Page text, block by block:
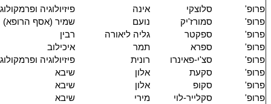
פרופ'
סלוצקי אינה
פיזיולוגיה
פרופ'
סמורז'יק נועם
שמיר (אסף הרופא)
פרופ'
ספקטר גליה ליאורה
רבין
פרופ'
ספרא תמר
איכילוב
פרופ'
סצ'י-פאינרו רונית
פיזיולוגיה
פרופ'
סקעת אלון
שיבא
פרופ'
סקופ אלון
שיבא
פרופ'
סקלייר-לוי מירי
שיבא